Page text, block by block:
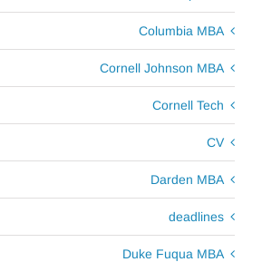
Columbia MBA
Cornell Johnson MBA
Cornell Tech
CV
Darden MBA
deadlines
Duke Fuqua MBA